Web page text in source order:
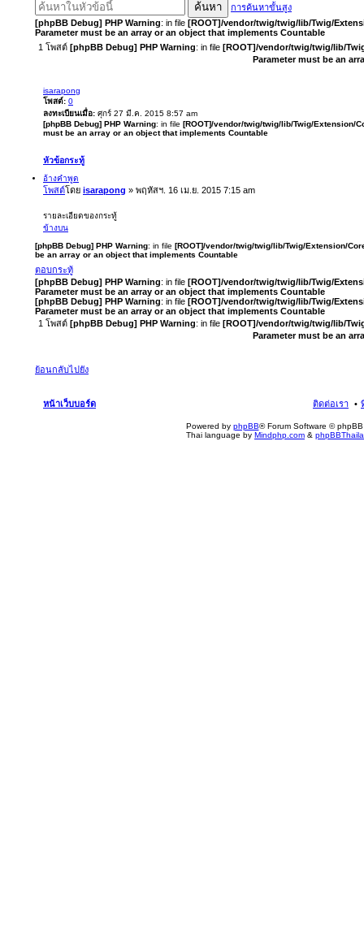
ค้นหา
การค้นหาขั้นสูง
[phpBB Debug] PHP Warning: in file [ROOT]/vendor/twig/twig/lib/Twig/
Parameter must be an array or an object that implements Countable
1 โพสต์ [phpBB Debug] PHP Warning: in file [ROOT]/vendor/twig/twig/lib/
Parameter must be an
isarapong
โพสต์: 0
ลงทะเบียนเมื่อ: ศุกร์ 27 มี.ค. 2015 8:57 am
[phpBB Debug] PHP Warning: in file [ROOT]/vendor/twig/twig/lib/Twig/Extension/
must be an array or an object that implements Countable
หัวข้อกระทู้
อ้างคำพูด
โพสต์โดย isarapong » พฤหัสฯ. 16 เม.ย. 2015 7:15 am
รายละเอียดของกระทู้
ข้างบน
[phpBB Debug] PHP Warning: in file [ROOT]/vendor/twig/twig/lib/Twig/Extension/
be an array or an object that implements Countable
ตอบกระทู้
[phpBB Debug] PHP Warning: in file [ROOT]/vendor/twig/twig/lib/Twig/
Parameter must be an array or an object that implements Countable
[phpBB Debug] PHP Warning: in file [ROOT]/vendor/twig/twig/lib/Twig/
Parameter must be an array or an object that implements Countable
1 โพสต์ [phpBB Debug] PHP Warning: in file [ROOT]/vendor/twig/twig/lib/
Parameter must be an
ย้อนกลับไปยัง
หน้าเว็บบอร์ด ติดต่อเรา
Powered by phpBB® Forum Software © phpBB
Thai language by Mindphp.com &